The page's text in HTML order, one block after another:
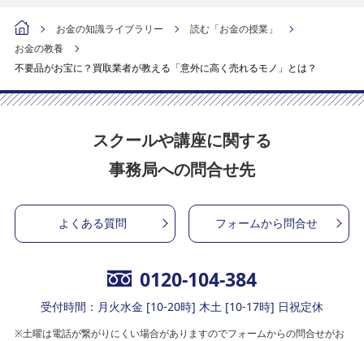
お金の知識ライブラリー
読む「お金の授業」
お金の教養
不要品がお宝に？買取業者が教える「意外に高く売れるモノ」とは？
スクールや講座に関する
事務局への問合せ先
よくある質問 フォームから問合せ
0120-104-384
受付時間：月火水金 [10-20時] 木土 [10-17時] 日祝定休
※土曜は電話が繋がりにくい場合がありますのでフォームからの問合せがお